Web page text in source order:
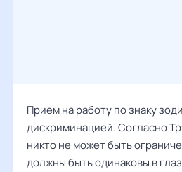
Прием на работу по знаку
дискриминацией. Согласно
никто не может быть
должны быть одинаковы в